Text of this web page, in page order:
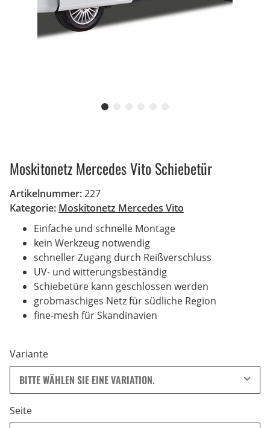
Moskitonetz Mercedes Vito Schiebetür
Artikelnummer:227
Kategorie: Moskitonetz Mercedes Vito
Einfache und schnelle Montage
kein Werkzeug notwendig
schneller Zugang durch Reißverschluss
UV- und witterungsbeständig
Schiebetüre kann geschlossen werden
grobmaschiges Netz für südliche Region
fine-mesh für Skandinavien
Variante
BITTE WÄHLEN SIE EINE VARIATION.
Seite